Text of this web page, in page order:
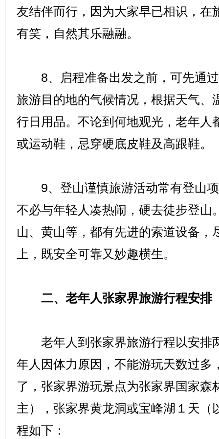
友结伴而行，因为大家早已相识，在
有笑，自然其乐融融。
8、启程准备出发之前，可先通过
旅游目的地的气候情况，根据天气、
行日用品。不论到何地观光，老年人
或运动鞋，忌穿硬底皮鞋及高跟鞋。
9、登山谨慎旅游活动常有登山项
不必与年轻人凑热闹，硬去徒步登山
山、黄山等，都有先进的索道设备，
上，既安全可靠又妙趣横生。
二、老年人张家界旅游行程安排
老年人到张家界旅游行程以安排
年人因体力原因，不能游玩天数过多
了，张家界游玩景点为张家界国家森
主），张家界黄龙洞或宝峰湖１天（
程如下：